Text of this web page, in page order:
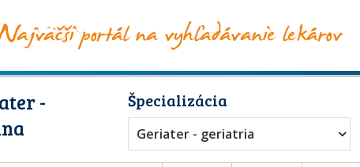
-
Špecializácia
Geriater - geriatria